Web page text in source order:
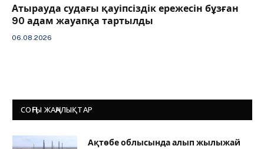
Атырауда судағы қауіпсіздік ережесін бұзған
90 адам жауапқа тартылды
06.08.2026
СОҢҒЫ ЖАҢАЛЫҚТАР
Ақтөбе облысында алып жылыжай